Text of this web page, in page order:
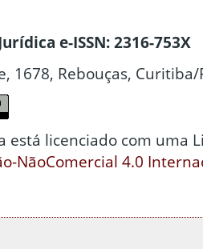
e-ISSN: 2316-753X
1678, Rebouças, Curitiba/
está licenciado com uma
NãoComercial 4.0